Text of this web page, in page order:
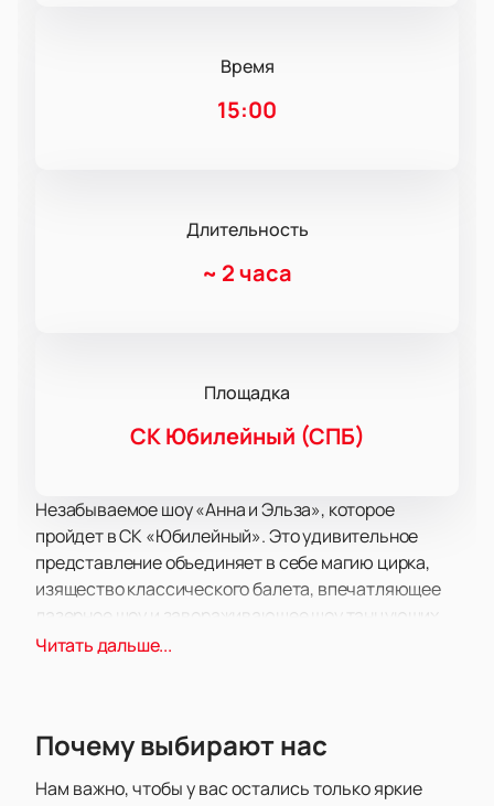
Время
15:00
Длительность
~ 2 часа
Площадка
СК Юбилейный (СПБ)
Незабываемое шоу «Анна и Эльза», которое
пройдет в СК «Юбилейный». Это удивительное
представление объединяет в себе магию цирка,
изящество классического балета, впечатляющее
лазерное шоу и завораживающее шоу танцующих
фонтанов.
Расположенный в центре города, он легко доступен
позволяет проводить мероприятия самого
Читать дальше...
Почему выбирают нас
Нам важно, чтобы у вас остались только яркие